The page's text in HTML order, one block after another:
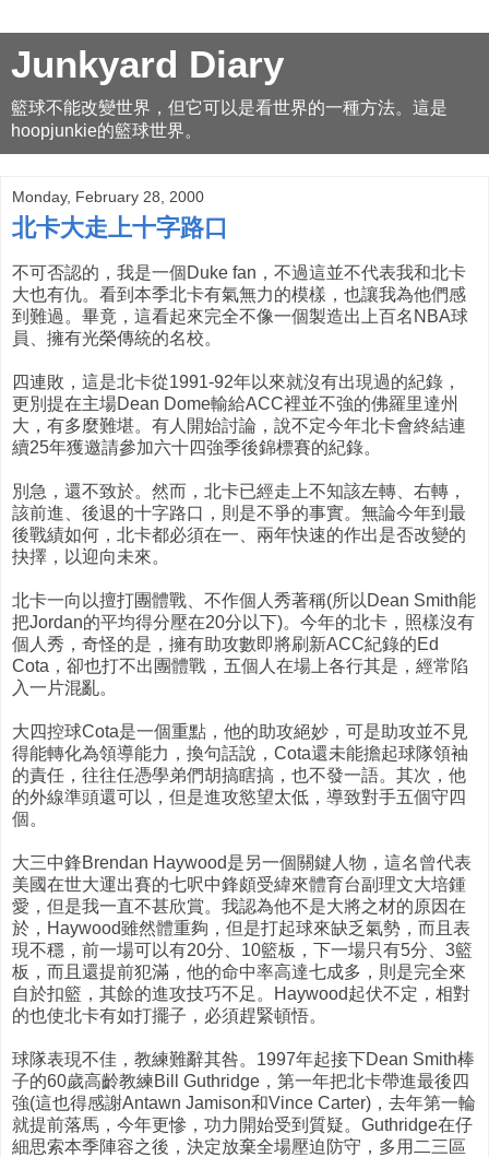
Junkyard Diary
籃球不能改變世界，但它可以是看世界的一種方法。這是
hoopjunkie的籃球世界。
Monday, February 28, 2000
北卡大走上十字路口
不可否認的，我是一個Duke fan，不過這並不代表我和北卡
大也有仇。看到本季北卡有氣無力的模樣，也讓我為他們感
到難過。畢竟，這看起來完全不像一個製造出上百名NBA球
員、擁有光榮傳統的名校。
四連敗，這是北卡從1991-92年以來就沒有出現過的紀錄，
更別提在主場Dean Dome輸給ACC裡並不強的佛羅里達州
大，有多麼難堪。有人開始討論，說不定今年北卡會終結連
續25年獲邀請參加六十四強季後錦標賽的紀錄。
別急，還不致於。然而，北卡已經走上不知該左轉、右轉，
該前進、後退的十字路口，則是不爭的事實。無論今年到最
後戰績如何，北卡都必須在一、兩年快速的作出是否改變的
抉擇，以迎向未來。
北卡一向以擅打團體戰、不作個人秀著稱(所以Dean Smith能
把Jordan的平均得分壓在20分以下)。今年的北卡，照樣沒有
個人秀，奇怪的是，擁有助攻數即將刷新ACC紀錄的Ed
Cota，卻也打不出團體戰，五個人在場上各行其是，經常陷
入一片混亂。
大四控球Cota是一個重點，他的助攻絕妙，可是助攻並不見
得能轉化為領導能力，換句話說，Cota還未能擔起球隊領袖
的責任，往往任憑學弟們胡搞瞎搞，也不發一語。其次，他
的外線準頭還可以，但是進攻慾望太低，導致對手五個守四
個。
大三中鋒Brendan Haywood是另一個關鍵人物，這名曾代表
美國在世大運出賽的七呎中鋒頗受緯來體育台副理文大培鍾
愛，但是我一直不甚欣賞。我認為他不是大將之材的原因在
於，Haywood雖然體重夠，但是打起球來缺乏氣勢，而且表
現不穩，前一場可以有20分、10籃板，下一場只有5分、3籃
板，而且還提前犯滿，他的命中率高達七成多，則是完全來
自於扣籃，其餘的進攻技巧不足。Haywood起伏不定，相對
的也使北卡有如打擺子，必須趕緊頓悟。
球隊表現不佳，教練難辭其咎。1997年起接下Dean Smith棒
子的60歲高齡教練Bill Guthridge，第一年把北卡帶進最後四
強(這也得感謝Antawn Jamison和Vince Carter)，去年第一輪
就提前落馬，今年更慘，功力開始受到質疑。Guthridge在仔
細思索本季陣容之後，決定放棄全場壓迫防守，多用二三區